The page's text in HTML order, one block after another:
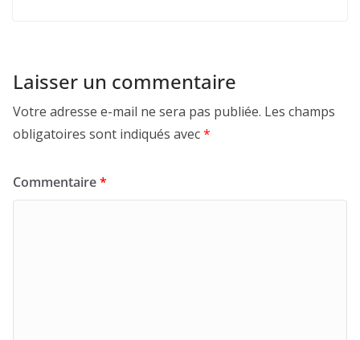
Laisser un commentaire
Votre adresse e-mail ne sera pas publiée. Les champs
obligatoires sont indiqués avec*
Commentaire*